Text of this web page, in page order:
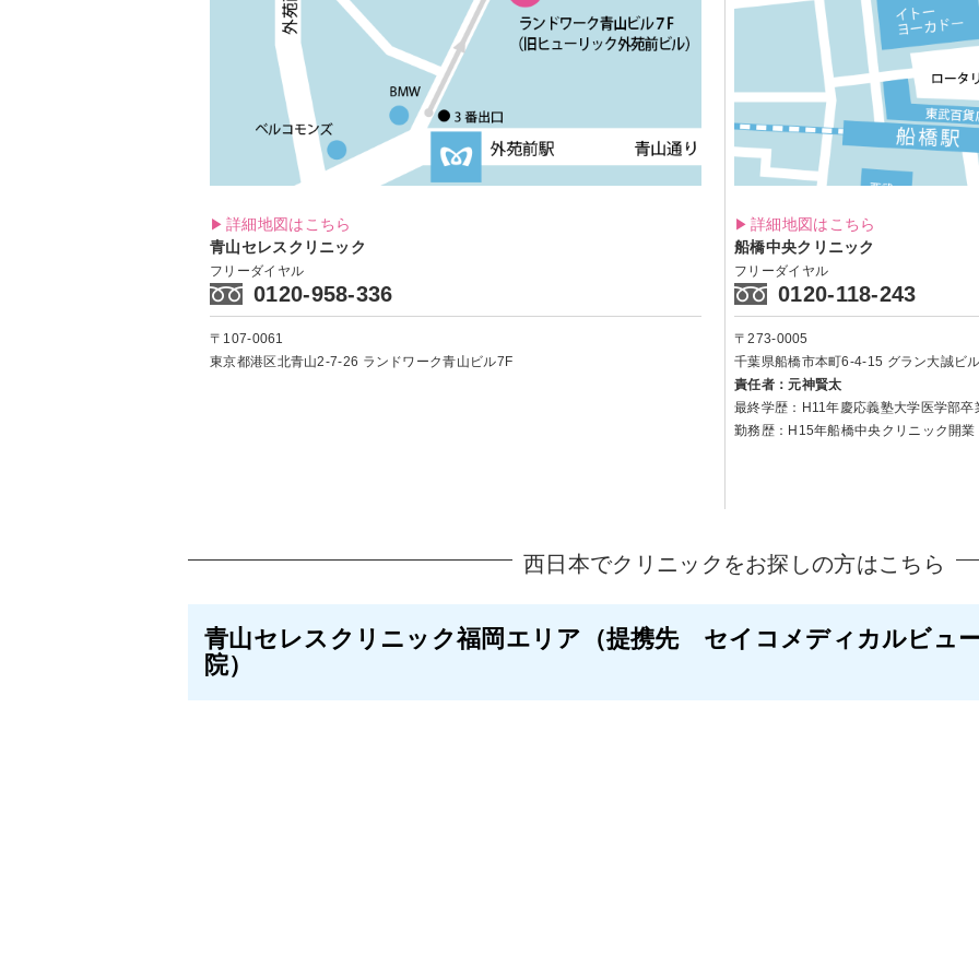
詳細地図はこちら
青山セレスクリニック
フリーダイヤル
0120-958-336
〒107-0061
東京都港区北青山2-7-26 ランドワーク青山ビル7F
詳細地図はこちら
船橋中央クリニック
フリーダイヤル
0120-118-243
〒273-0005
千葉県船橋市本町6-4-15 グラン大誠ビ
責任者：元神賢太
最終学歴：H11年慶応義塾大学医学部卒
勤務歴：H15年船橋中央クリニック開業
西日本でクリニックをお探しの方はこちら
青山セレスクリニック福岡エリア （提携先 セイコメディカルビュ
院）